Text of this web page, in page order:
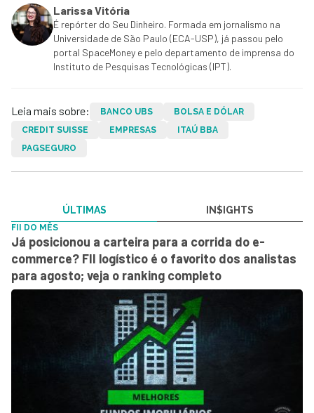
Larissa Vitória
É repórter do Seu Dinheiro. Formada em jornalismo na
Universidade de São Paulo (ECA-USP), já passou pelo
portal SpaceMoney e pelo departamento de imprensa do
Instituto de Pesquisas Tecnológicas (IPT).
Leia mais sobre: BANCO UBS
BOLSA E DÓLAR
CREDIT SUISSE
EMPRESAS
ITAÚ BBA
PAGSEGURO
ÚLTIMAS IN$IGHTS
FII DO MÊS
Já posicionou a carteira para a corrida do e-
commerce? FII logístico é o favorito dos analistas
para agosto; veja o ranking completo